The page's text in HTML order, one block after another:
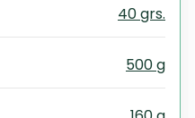
40 grs.
500 g